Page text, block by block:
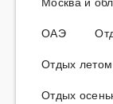
ОАЭ
Отдых летом
Отдых